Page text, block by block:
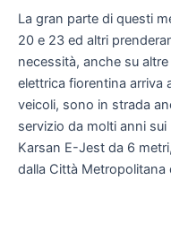
La gran parte di questi
20 e 23 ed altri
necessità, anche su
elettrica fiorentina arriva
veicoli, sono in strada
servizio da molti anni
Karsan E-Jest da 6
dalla Città Metropolitana